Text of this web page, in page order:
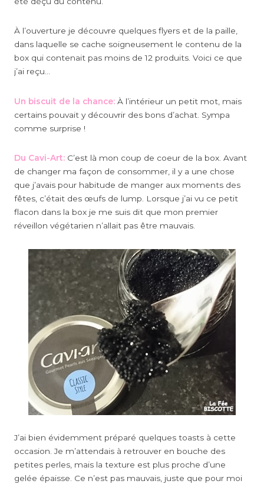
À l’ouverture je découvre quelques flyers et de la paille,
dans laquelle se cache soigneusement le contenu de la
box qui contenait pas moins de 12 produits. Voici ce que
j’ai reçu…
Un biscuit de la chance: À l’intérieur un petit mot, mais
certains pouvait y découvrir des bons d’achat. Sympa
comme surprise !
Du Cavi-Art: C’est là mon coup de coeur de la box. Avant
de changer ma façon de consommer, il y a une chose
que j’avais pour habitude de manger aux moments des
fêtes, c’était des œufs de lump. Lorsque j’ai vu ce petit
flacon dans la box je me suis dit que mon premier
réveillon végétarien n’allait pas être mauvais.
J’ai bien évidemment préparé quelques toasts à cette
occasion. Je m’attendais à retrouver en bouche des
petites perles, mais la texture est plus proche d’une
gelée épaisse. Ce n’est pas mauvais, juste que pour moi